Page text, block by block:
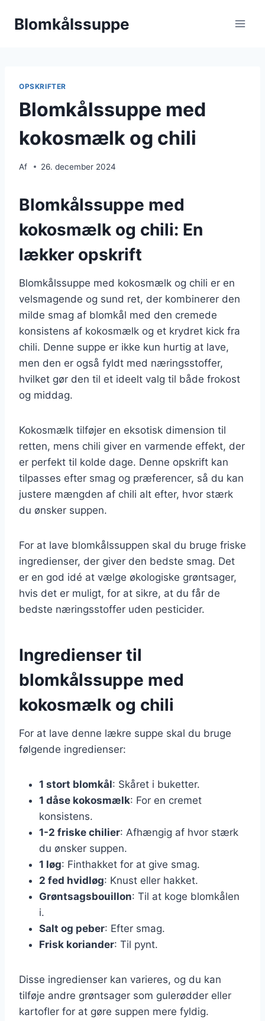
Blomkålssuppe
OPSKRIFTER
Blomkålssuppe med
kokosmælk og chili
Af 26. december 2024
Blomkålssuppe med
kokosmælk og chili: En
lækker opskrift
Blomkålssuppe med kokosmælk og chili er en
velsmagende og sund ret, der kombinerer den
milde smag af blomkål med den cremede
konsistens af kokosmælk og et krydret kick fra
chili. Denne suppe er ikke kun hurtig at lave,
men den er også fyldt med næringsstoffer,
hvilket gør den til et ideelt valg til både frokost
og middag.
Kokosmælk tilføjer en eksotisk dimension til
retten, mens chili giver en varmende effekt, der
er perfekt til kolde dage. Denne opskrift kan
tilpasses efter smag og præferencer, så du kan
justere mængden af chili alt efter, hvor stærk
du ønsker suppen.
For at lave blomkålssuppen skal du bruge friske
ingredienser, der giver den bedste smag. Det
er en god idé at vælge økologiske grøntsager,
hvis det er muligt, for at sikre, at du får de
bedste næringsstoffer uden pesticider.
Ingredienser til
blomkålssuppe med
kokosmælk og chili
For at lave denne lækre suppe skal du bruge
følgende ingredienser:
1 stort blomkål: Skåret i buketter.
1 dåse kokosmælk: For en cremet
konsistens.
1-2 friske chilier: Afhængig af hvor stærk
du ønsker suppen.
1 løg: Finthakket for at give smag.
2 fed hvidløg: Knust eller hakket.
Grøntsagsbouillon: Til at koge blomkålen
i.
Salt og peber: Efter smag.
Frisk koriander: Til pynt.
Disse ingredienser kan varieres, og du kan
tilføje andre grøntsager som gulerødder eller
kartofler for at gøre suppen mere fyldig.